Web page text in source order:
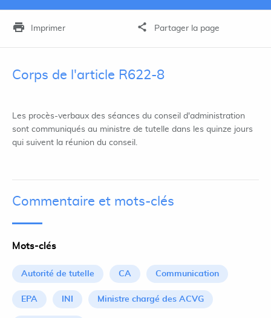
Imprimer Partager la page
Corps de l'article R622-8
Les procès-verbaux des séances du conseil d'administration
sont communiqués au ministre de tutelle dans les quinze jours
qui suivent la réunion du conseil.
Commentaire et mots-clés
Mots-clés
Autorité de tutelle CA Communication
EPA INI Ministre chargé des ACVG